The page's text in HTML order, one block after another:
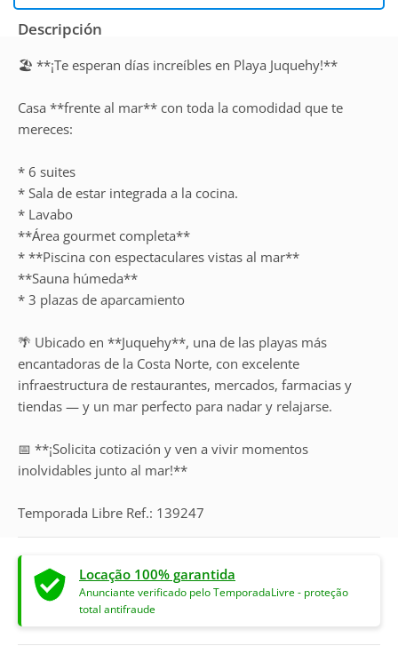
Descripción
🏖️ **¡Te esperan días increíbles en Playa Juquehy!**
Casa **frente al mar** con toda la comodidad que te
mereces:
* 6 suites
* Sala de estar integrada a la cocina.
* Lavabo
**Área gourmet completa**
* **Piscina con espectaculares vistas al mar**
**Sauna húmeda**
* 3 plazas de aparcamiento
🌴 Ubicado en **Juquehy**, una de las playas más
encantadoras de la Costa Norte, con excelente
infraestructura de restaurantes, mercados, farmacias y
tiendas — y un mar perfecto para nadar y relajarse.
📅 **¡Solicita cotización y ven a vivir momentos
inolvidables junto al mar!**
Temporada Libre Ref.: 139247
Locação 100% garantida
Anunciante verificado pelo TemporadaLivre - proteção
total antifraude